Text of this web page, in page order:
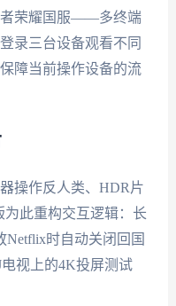
者荣耀国服——多终端
录三台设备观看不同
障当前操作设备的流
操作反人类、HDR片
此重构交互逻辑：长
Netflix时自动关闭回国
视上的4K投屏测试